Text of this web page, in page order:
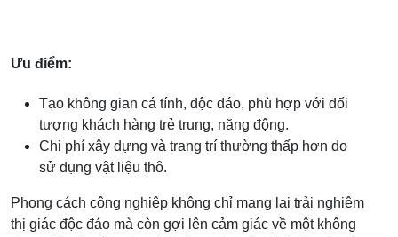
Ưu điểm:
Tạo không gian cá tính, độc đáo, phù hợp với đối
tượng khách hàng trẻ trung, năng động.
Chi phí xây dựng và trang trí thường thấp hơn do
sử dụng vật liệu thô.
Phong cách công nghiệp không chỉ mang lại trải nghiệm
thị giác độc đáo mà còn gợi lên cảm giác về một không